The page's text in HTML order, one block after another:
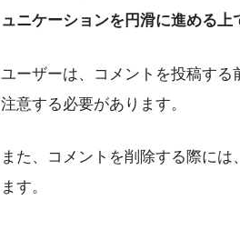
ュニケーションを円滑に進める上
ユーザーは、コメントを投稿す
注意する必要があります。
また、コメントを削除する際に
ます。